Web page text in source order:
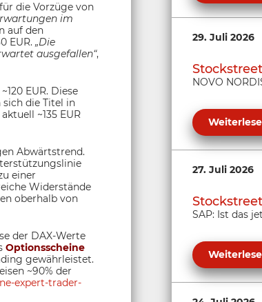
die Vorzüge von
im
auf den
EUR. „Die
ausgefallen“,
EUR. Diese
die Titel in
~135 EUR
Abwärtstrend.
einer
Widerstände
oberhalb von
der DAX-Werte
Optionsscheine
gewährleistet.
~90% der
expert-trader-
29. Juli 2026
NOVO
27. Juli 2026
SAP: Ist das